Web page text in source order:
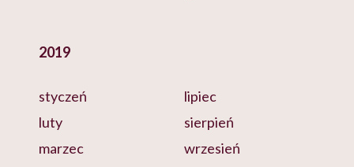
2019
styczeń
luty
marzec
lipiec
sierpień
wrzesień